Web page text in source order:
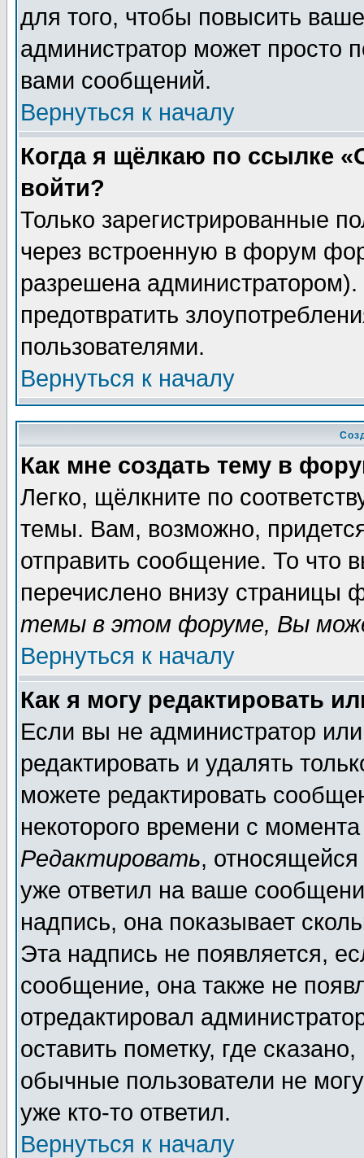
для того, чтобы повысить
администратор может просто
вами сообщений.
Вернуться к началу
Когда я щёлкаю по ссылке
войти?
Только зарегистрированные
через встроенную в форум
разрешена
предотвратить
пользователями.
Вернуться к началу
Как мне создать тему в
Легко, щёлкните по
темы. Вам, возможно,
отправить сообщение. То что
перечислено внизу страницы
темы в этом форуме, Вы
Вернуться к началу
Как я могу редактировать
Если вы не администратор
редактировать и удалять
можете редактировать
некоторого времени с
Редактировать,
уже ответил на ваше
надпись, она показывает
Эта надпись не появляется,
сообщение, она также не
отредактировал
оставить пометку, где
обычные пользователи не
уже кто-то ответил.
Вернуться к началу